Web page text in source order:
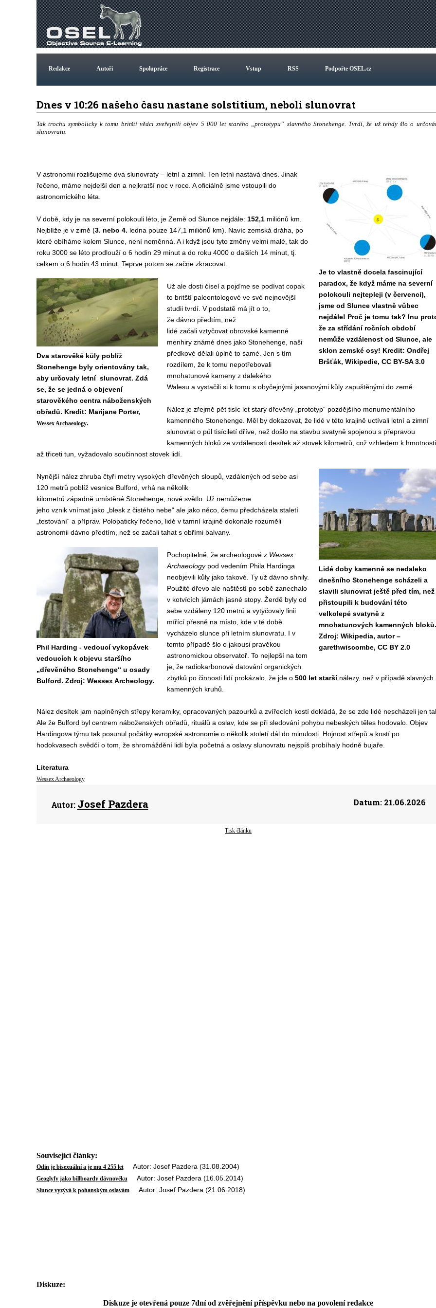
Redakce Autoři Spolupráce Registrace Vstup RSS Podpořte OSEL.cz
Dnes v 10:26 našeho času nastane solstitium, neboli slunovrat
Tak trochu symbolicky k tomu britští vědci zveřejnili objev 5 000 let starého „prototypu“ slavného Stonehenge. Tvrdí, že už tehdy šlo o
slunovratu.
Je to vlastně docela fascinující
paradox, že když máme na severní
polokouli nejtepleji (v červenci),
jsme od Slunce vlastně vůbec
nejdále! Proč je tomu tak? Inu
že za střídání ročních období
nemůže vzdálenost od Slunce, ale
sklon zemské osy! Kredit: Ondřej
Bršťák, Wikipedie, CC BY-SA 3.0
V astronomii rozlišujeme dva slunovraty – letní a zimní. Ten letní nastává dnes. Jinak
řečeno, máme nejdelší den a nejkratší noc v roce. A oficiálně jsme vstoupili do
astronomického léta.
V době, kdy je na severní polokouli léto, je Země od Slunce nejdále: 152,1miliónů km.
Nejblíže je v zimě (3. nebo 4. ledna pouze 147,1 miliónů km). Navíc zemská dráha, po
které obíháme kolem Slunce, není neměnná. A i když jsou tyto změny velmi malé, tak do
roku 3000 se léto prodlouží o 6 hodin 29 minut a do roku 4000 o dalších 14 minut, tj.
celkem o 6 hodin 43 minut. Teprve potom se začne zkracovat.
Dva starověké kůly poblíž
Stonehenge byly orientovány tak,
aby určovaly letní slunovrat. Zdá
se, že se jedná o objevení
starověkého centra náboženských
obřadů. Kredit: Marijane Porter,
Wessex Archaeology.
Už ale dosti čísel a pojďme se podívat copak
to britští paleontologové ve své nejnovější
studii tvrdí. V podstatě má jít o to,
že dávno předtím, než
lidé začali vztyčovat obrovské kamenné
menhiry známé dnes jako Stonehenge, naši
předkové dělali úplně to samé. Jen s tím
rozdílem, že k tomu nepotřebovali
mnohatunové kameny z dalekého
Walesu a vystačili si k tomu s obyčejnými jasanovými kůly zapuštěnými do země.
Nález je zřejmě pět tisíc let starý dřevěný „prototyp“ pozdějšího monumentálního
kamenného Stonehenge. Měl by dokazovat, že lidé v této krajině uctívali letní a zimní
slunovrat o půl tisíciletí dříve, než došlo na stavbu svatyně spojenou s přepravou
kamenných bloků ze vzdálenosti desítek až stovek kilometrů, což vzhledem k hmotnosti
až třiceti tun, vyžadovalo součinnost stovek lidí.
Lidé doby kamenné se nedaleko
dnešního Stonehenge scházeli a
slavili slunovrat ještě před tím, než
přistoupili k budování této
velkolepé svatyně z
mnohatunových kamenných bloků.
Zdroj: Wikipedia, autor –
garethwiscombe, CC BY 2.0
Nynější nález zhruba čtyři metry vysokých dřevěných sloupů, vzdálených od sebe asi
120 metrů poblíž vesnice Bulford, vrhá na několik
kilometrů západně umístěné Stonehenge, nové světlo. Už nemůžeme
jeho vznik vnímat jako „blesk z čistého nebe“ ale jako něco, čemu předcházela staletí
„testování“ a příprav. Polopaticky řečeno, lidé v tamní krajině dokonale rozuměli
astronomii dávno předtím, než se začali tahat s obřími balvany.
Phil Harding - vedoucí vykopávek
vedoucích k objevu staršího
„dřevěného Stonehenge“ u osady
Bulford. Zdroj: Wessex Archeology.
Pochopitelně, že archeologové z Wessex
Archaeologypod vedením Phila Hardinga
neobjevili kůly jako takové. Ty už dávno shnily.
Použité dřevo ale naštěstí po sobě zanechalo
v kotvících jámách jasné stopy. Žerdě byly od
sebe vzdáleny 120 metrů a vytyčovaly linii
mířící přesně na místo, kde v té době
vycházelo slunce při letním slunovratu. I v
tomto případě šlo o jakousi pravěkou
astronomickou observatoř. To nejlepší na tom
je, že radiokarbonové datování organických
zbytků po činnosti lidí prokázalo, že jde o 500 let staršínálezy, než v případě slavných
kamenných kruhů.
Nález desítek jam naplněných střepy keramiky, opracovaných pazourků a zvířecích kostí dokládá, že se zde lidé nescházeli jen
Ale že Bulford byl centrem náboženských obřadů, rituálů a oslav, kde se při sledování pohybu nebeských těles hodovalo. Objev
Hardingova týmu tak posunul počátky evropské astronomie o několik století dál do minulosti. Hojnost střepů a kostí po
hodokvasech svědčí o tom, že shromáždění lidí byla početná a oslavy slunovratu nejspíš probíhaly hodně bujaře.
Literatura
Wessex Archaeology
Autor: Josef Pazdera Datum:21.06.2026
Tisk článku
Související články:
Odin je bisexuální a je mu 4 255 letAutor: Josef Pazdera (31.08.2004)
Geoglyfy jako billboardy dávnověku Autor: Josef Pazdera (16.05.2014)
Slunce vyzývá k pohanským oslavámAutor: Josef Pazdera (21.06.2018)
Diskuze:
Diskuze je otevřená pouze 7dní od zvěřejnění příspěvku nebo na povolení redakce